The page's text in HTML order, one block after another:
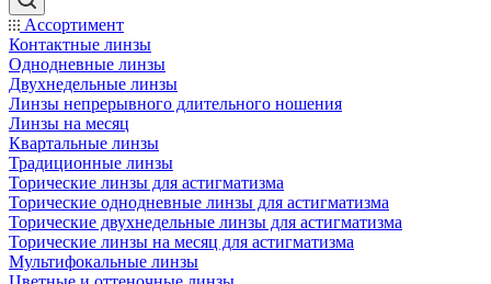
Ассортимент
Контактные линзы
Однодневные линзы
Двухнедельные линзы
Линзы непрерывного длительного ношения
Линзы на месяц
Квартальные линзы
Традиционные линзы
Торические линзы для астигматизма
Торические однодневные линзы для астигматизма
Торические двухнедельные линзы для астигматизма
Торические линзы на месяц для астигматизма
Мультифокальные линзы